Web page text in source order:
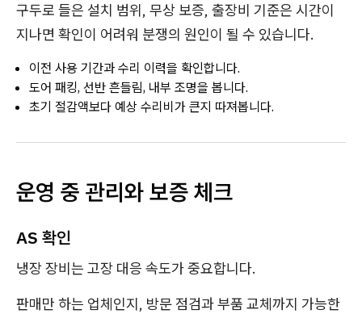
구두로 들은 설치 범위, 무상 보증, 출장비 기준은 시간이
지나면 확인이 어려워 분쟁의 원인이 될 수 있습니다.
이전 사용 기간과 수리 이력을 확인합니다.
도어 패킹, 선반 흔들림, 내부 조명을 봅니다.
초기 절감액보다 예상 수리비가 큰지 따져봅니다.
운영 중 관리와 보증 체크
AS 확인
냉장 장비는 고장 대응 속도가 중요합니다.
판매만 하는 업체인지, 방문 점검과 부품 교체까지 가능한